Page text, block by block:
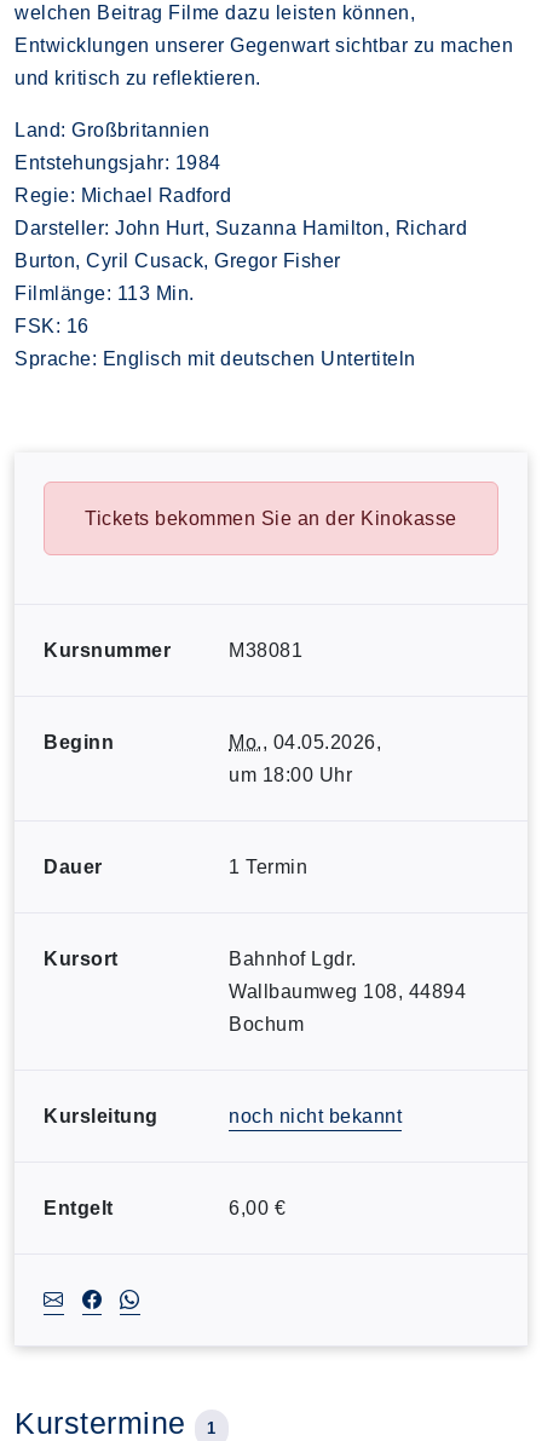
welchen Beitrag Filme dazu leisten können,
Entwicklungen unserer Gegenwart sichtbar zu machen
und kritisch zu reflektieren.
Land: Großbritannien
Entstehungsjahr: 1984
Regie: Michael Radford
Darsteller: John Hurt, Suzanna Hamilton, Richard
Burton, Cyril Cusack, Gregor Fisher
Filmlänge: 113 Min.
FSK: 16
Sprache: Englisch mit deutschen Untertiteln
Tickets bekommen Sie an der Kinokasse
Kursnummer M38081
Beginn Mo., 04.05.2026,
um 18:00 Uhr
Dauer 1 Termin
Kursort
Bahnhof Lgdr.
Wallbaumweg 108, 44894
Bochum
Kursleitung noch nicht bekannt
Entgelt 6,00 €
Kurstermine 1